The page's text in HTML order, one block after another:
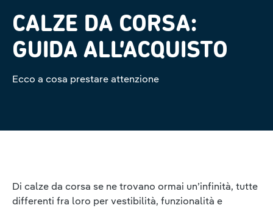
CALZE DA CORSA:
GUIDA ALL’ACQUISTO
Ecco a cosa prestare attenzione
Di calze da corsa se ne trovano ormai un’infinità, tutte
differenti fra loro per vestibilità, funzionalità e